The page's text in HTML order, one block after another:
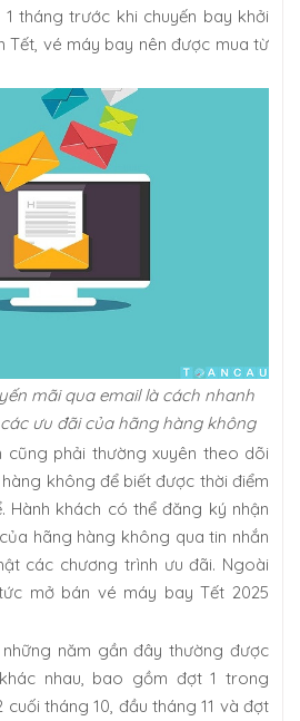
tháng trước khi chuyến bay khởi
Tết, vé máy bay nên được mua từ
mãi qua email là cách nhanh
ưu đãi của hãng hàng không
cũng phải thường xuyên theo dõi
không để biết được thời điểm
Hành khách có thể đăng ký nhận
hãng hàng không qua tin nhắn
các chương trình ưu đãi. Ngoài
mở bán vé máy bay Tết 2025
năm gần đây thường được
nhau, bao gồm đợt 1 trong
tháng 10, đầu tháng 11 và đợt